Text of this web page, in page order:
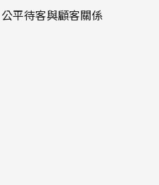
公平待客與顧客關係